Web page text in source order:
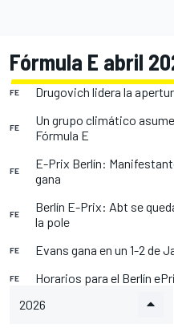
Fórmula E abril
FE Drugovich lidera la
FE
Un grupo climático
Fórmula E
FE
E-Prix Berlín:
gana
FE
Berlín E-Prix: Abt se
la pole
FE Evans gana en un 1-2 de
FE
Horarios para el Berlín
2026